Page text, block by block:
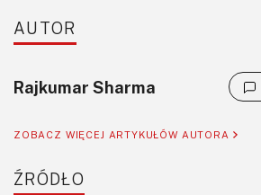
AUTOR
Rajkumar Sharma
ZOBACZ WIĘCEJ ARTYKUŁÓW AUTORA
ŹRÓDŁO